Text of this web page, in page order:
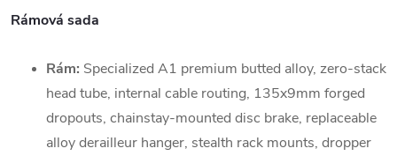
Rámová sada
Rám: Specialized A1 premium butted alloy, zero-stack
head tube, internal cable routing, 135x9mm forged
dropouts, chainstay-mounted disc brake, replaceable
alloy derailleur hanger, stealth rack mounts, dropper